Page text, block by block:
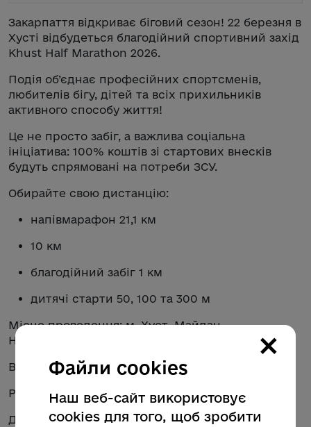
Закарпаття відкриває біговий сезон! 22 березня в
Хусті відбудеться благодійний спортивний захід
Khust Half Marathon 2026.
Подія об’єднає професійних спортсменів,
любителів бігу, дітей та всіх прихильників
активного способу життя!
Це не просто забіг, а важлива соціальна
ініціатива: 100% коштів зі стартових внесків
будуть спрямовані на потреби ЗСУ.
Обирайте свою дистанцію:
напівмарафон 21,1 км
10 км
благодійний забіг 1 км
дитячі старти 50, 100 та 300 м
Місце проведення: м. Хуст, Майдан
Незалежності.
Відкриття забігу о 8:30.
Реєструйся зараз:khm2026.iks.org.ua.
Долучайтеся до спортивного свята, біжіть
×
Файли cookies
Наш веб-сайт використовує
cookies для того, щоб зробити